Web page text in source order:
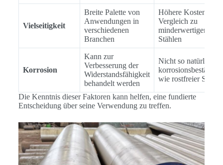
Vielseitigkeit
Breite Palette von
Anwendungen in
verschiedenen
Branchen
Höhere Kosten im
Vergleich zu
minderwertigen
Stählen
Korrosion
Kann zur
Verbesserung der
Widerstandsfähigkeit
behandelt werden
Nicht so natürlich
korrosionsbeständig
wie rostfreier Stahl
Die Kenntnis dieser Faktoren kann helfen, eine fundierte
Entscheidung über seine Verwendung zu treffen.